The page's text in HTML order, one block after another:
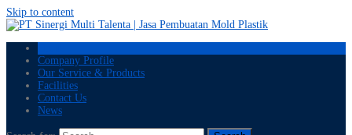
Skip to content
Company Profile
Our Service & Products
Facilities
Contact Us
News